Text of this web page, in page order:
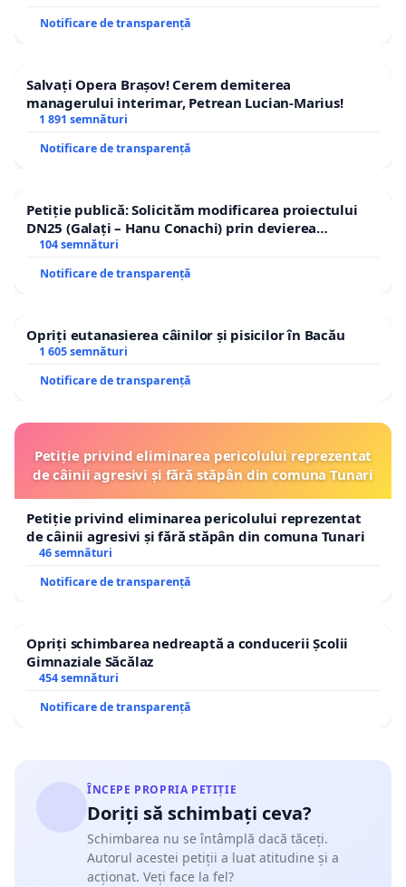
Notificare de transparență
Salvați Opera Brașov! Cerem demiterea
managerului interimar, Petrean Lucian-Marius!
1 891 semnături
Notificare de transparență
Petiție publică: Solicităm modificarea proiectului
DN25 (Galați – Hanu Conachi) prin devierea
traseului în afara localităților!
104 semnături
Notificare de transparență
Opriți eutanasierea câinilor și pisicilor în Bacău
1 605 semnături
Notificare de transparență
Petiție privind eliminarea pericolului reprezentat
de câinii agresivi și fără stăpân din comuna Tunari
Petiție privind eliminarea pericolului reprezentat
de câinii agresivi și fără stăpân din comuna Tunari
46 semnături
Notificare de transparență
Opriți schimbarea nedreaptă a conducerii Școlii
Gimnaziale Săcălaz
454 semnături
Notificare de transparență
ÎNCEPE PROPRIA PETIȚIE
Doriți să schimbați ceva?
Schimbarea nu se întâmplă dacă tăceți.
Autorul acestei petiții a luat atitudine și a
acționat. Veți face la fel?